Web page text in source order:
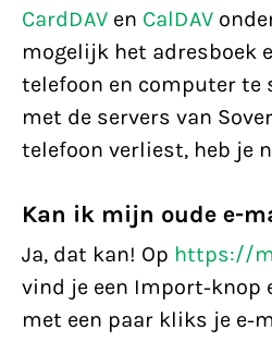
CardDAV en CalDAV
mogelijk het adresboek
telefoon en computer te
met de servers van
telefoon verliest, heb je
Kan ik mijn oude e-
Ja, dat kan! Op https://
vind je een Import-knop
met een paar kliks je e-